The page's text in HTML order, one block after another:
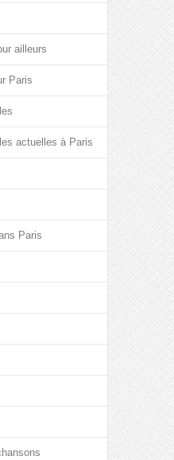
ailleurs
Paris
actuelles à Paris
Paris